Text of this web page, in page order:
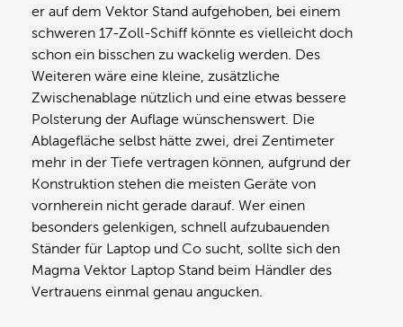
er auf dem Vektor Stand aufgehoben, bei einem
schweren 17-Zoll-Schiff könnte es vielleicht doch
schon ein bisschen zu wackelig werden. Des
Weiteren wäre eine kleine, zusätzliche
Zwischenablage nützlich und eine etwas bessere
Polsterung der Auflage wünschenswert. Die
Ablagefläche selbst hätte zwei, drei Zentimeter
mehr in der Tiefe vertragen können, aufgrund der
Konstruktion stehen die meisten Geräte von
vornherein nicht gerade darauf. Wer einen
besonders gelenkigen, schnell aufzubauenden
Ständer für Laptop und Co sucht, sollte sich den
Magma Vektor Laptop Stand beim Händler des
Vertrauens einmal genau angucken.